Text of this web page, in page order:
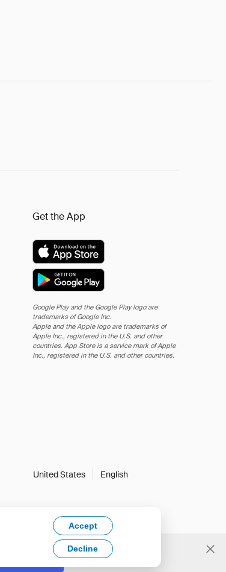
Get the App
Google Play and the Google Play logo are
trademarks of Google Inc.
Apple and the Apple logo are trademarks of
Apple Inc., registered in the U.S. and other
countries. App Store is a service mark of Apple
Inc., registered in the U.S. and other countries.
United States English
Accept
Decline